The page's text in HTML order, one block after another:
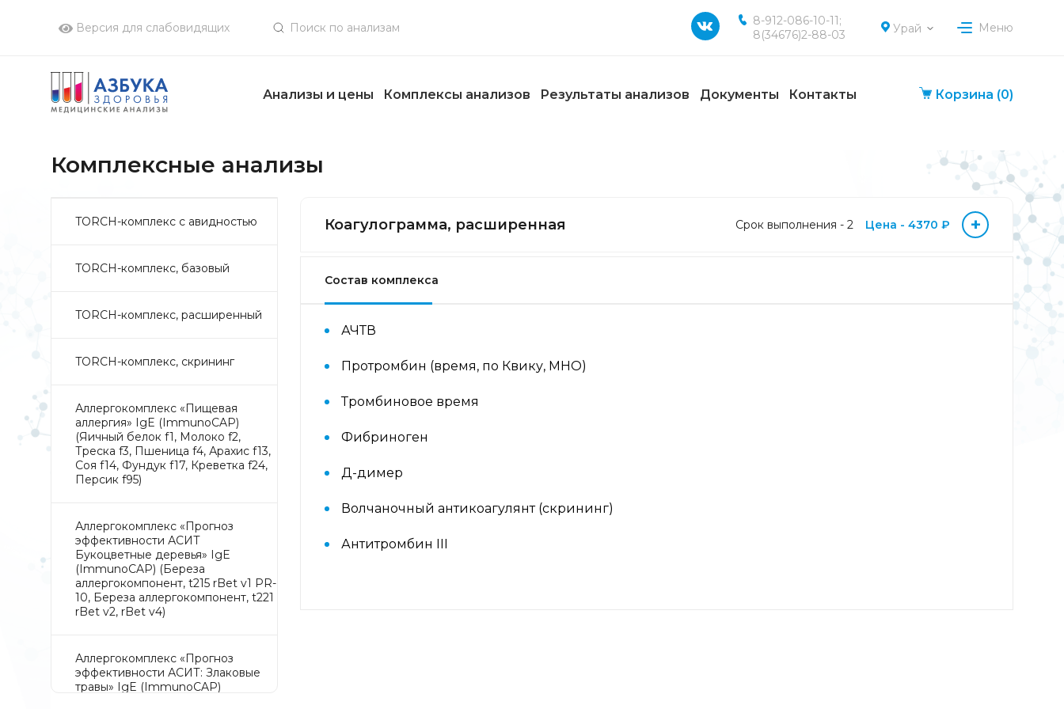
Версия для слабовидящих
8-912-086-10-11;
8(34676)2-88-03
Урай Меню
Анализы и цены Комплексы анализов Результаты анализов Документы Контакты Корзина (0)
Комплексные анализы
TORCH-комплекс с авидностью
TORCH-комплекс, базовый
TORCH-комплекс, расширенный
TORCH-комплекс, скрининг
Аллергокомплекс «Пищевая
аллергия» IgE (ImmunoCAP)
(Яичный белок f1, Молоко f2,
Треска f3, Пшеница f4, Арахис f13,
Соя f14, Фундук f17, Креветка f24,
Персик f95)
Аллергокомплекс «Прогноз
эффективности АСИТ
Букоцветные деревья» IgE
(ImmunoCAP) (Береза
аллергокомпонент, t215 rBet v1 PR-
10, Береза аллергокомпонент, t221
rBet v2, rBet v4)
Аллергокомплекс «Прогноз
эффективности АСИТ: Злаковые
травы» IgE (ImmunoCAP)
Коагулограмма, расширенная Срок выполнения - 2 Цена - 4370 ₽ +
Состав комплекса
АЧТВ
Протромбин (время, по Квику, МНО)
Тромбиновое время
Фибриноген
Д-димер
Волчаночный антикоагулянт (скрининг)
Антитромбин III